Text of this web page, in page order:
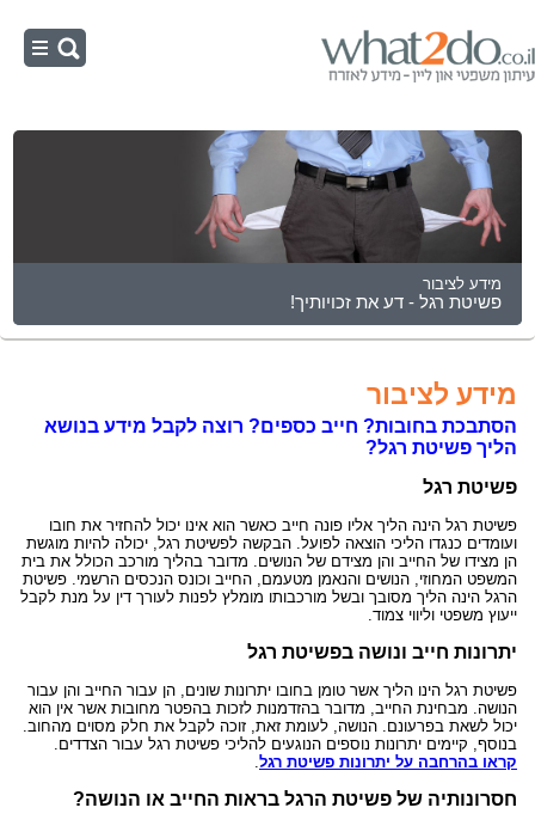
צו הפטר
תום לב בפשיטת רגל
הליכי פשיטת רגל
כינוס נכסים
מידע לציבור
פשיטת רגל - דע את זכויותיך!
מידע לציבור
הסתבכת בחובות? חייב כספים? רוצה לקבל מידע בנושא
הליך פשיטת רגל?
פשיטת רגל
פשיטת רגל הינה הליך אליו פונה חייב כאשר הוא אינו יכול להחזיר את חובו
ועומדים כנגדו הליכי הוצאה לפועל. הבקשה לפשיטת רגל, יכולה להיות מוגשת
הן מצידו של החייב והן מצידם של הנושים. מדובר בהליך מורכב הכולל את בית
המשפט המחוזי, הנושים והנאמן מטעמם, החייב וכונס הנכסים הרשמי. פשיטת
הרגל הינה הליך מסובך ובשל מורכבותו מומלץ לפנות לעורך דין על מנת לקבל
ייעוץ משפטי וליווי צמוד.
יתרונות חייב ונושה בפשיטת רגל
פשיטת רגל הינו הליך אשר טומן בחובו יתרונות שונים, הן עבור החייב והן עבור
הנושה. מבחינת החייב, מדובר בהזדמנות לזכות בהפטר מחובות אשר אין הוא
יכול לשאת בפרעונם. הנושה, לעומת זאת, זוכה לקבל את חלק מסוים מהחוב.
בנוסף, קיימים יתרונות נוספים הנוגעים להליכי פשיטת רגל עבור הצדדים.
קראו בהרחבה על יתרונות פשיטת רגל
חסרונותיה של פשיטת הרגל בראות החייב או הנושה?